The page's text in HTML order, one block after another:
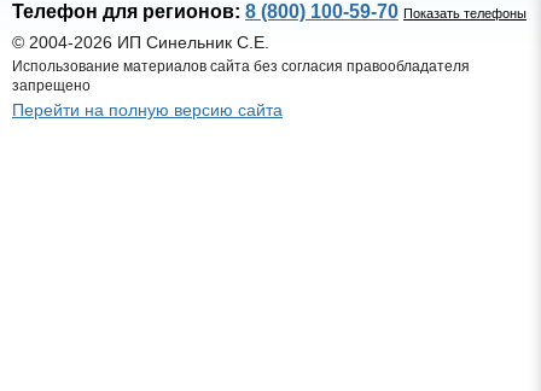
Телефон для регионов: 8 (800) 100-59-70 Показать телефоны
© 2004-2026 ИП Синельник С.Е.
Использование материалов сайта без согласия правообладателя
запрещено
Перейти на полную версию сайта